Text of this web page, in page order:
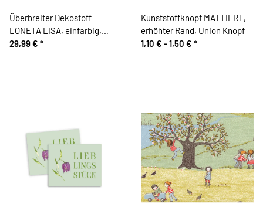
Überbreiter Dekostoff
LONETA LISA, einfarbig,
limette
29,99 € *
Kunststoffknopf MATTIERT,
erhöhter Rand, Union Knopf
1,10 € -1,50 € *